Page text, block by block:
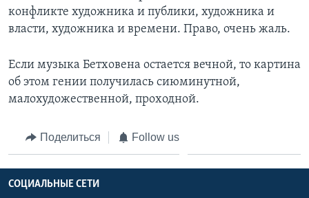
конфликте художника и публики, художника и
власти, художника и времени. Право, очень жаль.
Если музыка Бетховена остается вечной, то картина
об этом гении получилась сиюминутной,
малохудожественной, проходной.
Поделиться Follow us
СОЦИАЛЬНЫЕ СЕТИ